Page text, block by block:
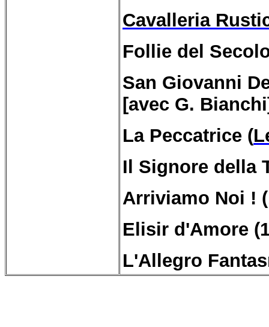
Cavalleria
Follie del
San Giovanni
[avec G.
La Peccatrice (
Il Signore della
Arriviamo Noi !
Elisir d'Amore
L'Allegro